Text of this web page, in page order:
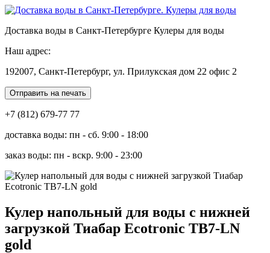
Доставка воды в Санкт-Петербурге Кулеры для воды
Наш адрес:
192007, Санкт-Петербург, ул. Прилукская дом 22 офис 2
Отправить на печать
+7 (812) 679-77 77
доставка воды: пн - сб. 9:00 - 18:00
заказ воды: пн - вскр. 9:00 - 23:00
Кулер напольный для воды с нижней
загрузкой Тиабар Ecotronic TB7-LN
gold